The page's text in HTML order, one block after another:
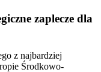
zaplecze dla
z najbardziej
Środkowo-